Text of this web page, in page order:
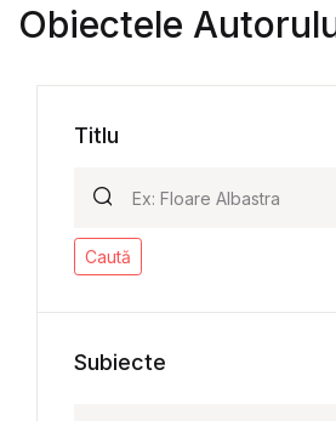
Obiectele
Titlu
Caută
Subiecte